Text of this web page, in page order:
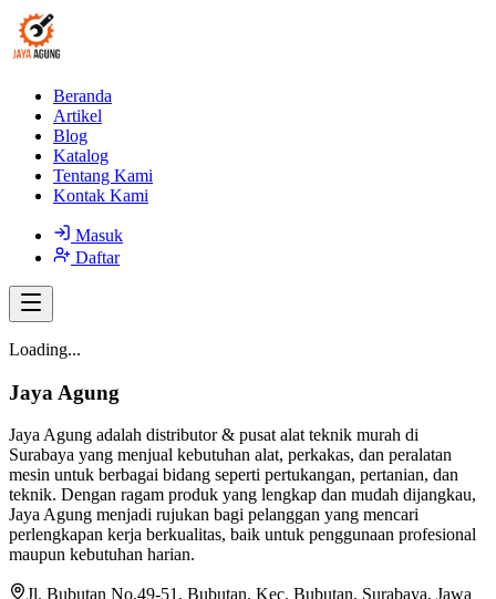
Beranda
Artikel
Blog
Katalog
Tentang Kami
Kontak Kami
Masuk
Daftar
Loading...
Jaya Agung
Jaya Agung adalah distributor & pusat alat teknik murah di
Surabaya yang menjual kebutuhan alat, perkakas, dan peralatan
mesin untuk berbagai bidang seperti pertukangan, pertanian, dan
teknik. Dengan ragam produk yang lengkap dan mudah dijangkau,
Jaya Agung menjadi rujukan bagi pelanggan yang mencari
perlengkapan kerja berkualitas, baik untuk penggunaan profesional
maupun kebutuhan harian.
Jl. Bubutan No.49-51, Bubutan, Kec. Bubutan, Surabaya, Jawa